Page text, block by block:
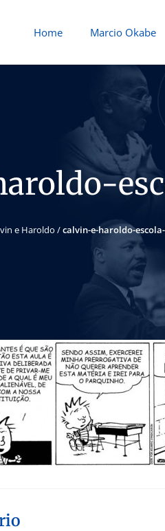
Home Marcio Okabe
e Haroldo /calvin-e-haroldo-